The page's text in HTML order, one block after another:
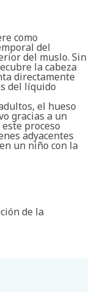
como
del
del muslo. Sin
la cabeza
directamente
del líquido
el hueso
gracias a un
proceso
adyacentes
un niño con la
de la